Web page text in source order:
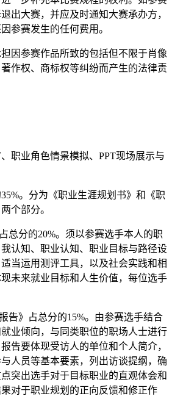
出大赛，并应及时通知大赛承办方，
参赛发生的任何费用。
担因参赛作品所致的包括但不限于肖像
作权、商标权等纠纷而产生的法律责
职业角色情景模拟、PPT现场展示与
。分为《职业生涯规划书》和《职
个部分。
总分的20%。须以参赛选手本人的职
认知、职业认知、职业目标与路径设
当运用测评工具，以及社会实践和相
未来就业目标和人生价值，每位选手
告》占总分的15%。由参赛选手结合
业倾向，与同类职位的职场人士进行
告要体现受访人的单位和个人简介，
人员等基本要素，列出访谈提纲，确
突出选手对于目标职业的直观体会和
对于职业规划的正向反馈和修正作